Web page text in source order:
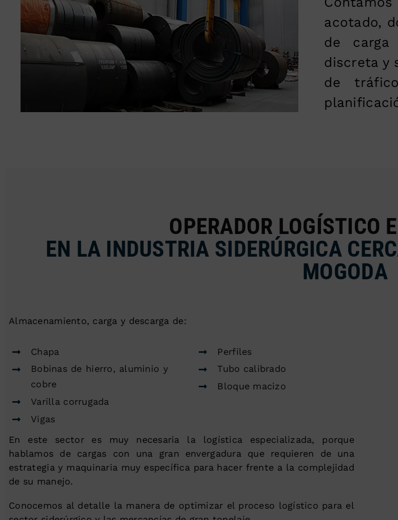
acotado,
de carga
discreta y
de
OPERADOR LOGÍSTICO
EN LA INDUSTRIA SIDERÚRGICA
MOGODA
Almacenamiento, carga y descarga de:
Chapa
Bobinas de hierro, aluminio y
cobre
Varilla corrugada
Vigas
Perfiles
Tubo calibrado
Bloque macizo
En este sector es muy necesaria la logística especializada, porque
hablamos de cargas con una gran envergadura que requieren de una
estrategia y maquinaria muy específica para hacer frente a la complejidad
de su manejo.
Conocemos al detalle la manera de optimizar el proceso logístico para el